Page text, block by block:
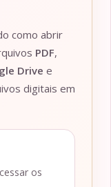
como abrir
PDF,
Drive e
digitais em
os